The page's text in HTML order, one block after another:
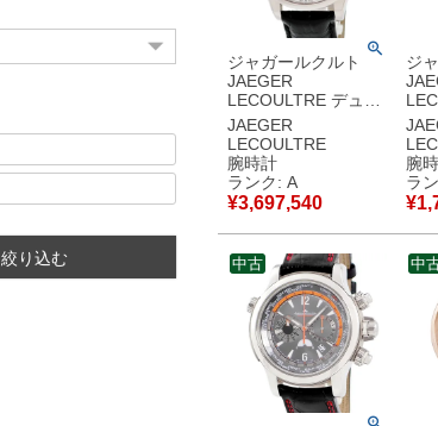
絞り込む
ジャガールクルト
JAEGER
LECOULTRE デュオ
メトル カンティエー
ム ルネール
Q6043420
602.3.24.S K18WG
無垢 デイト メンズ
腕時計手巻き シルバ
ー 【中古】中古美品
JAEGER
LECOULTRE
腕時計
ランク: A
¥3,697,540
ジ
ー
プ
バ
時
ー
腕
ラ
¥
中古 中